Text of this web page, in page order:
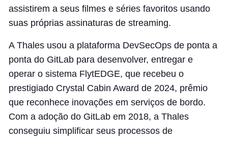
assistirem a seus filmes e séries favoritos usando
suas próprias assinaturas de streaming.
A Thales usou a plataforma DevSecOps de ponta a
ponta do GitLab para desenvolver, entregar e
operar o sistema FlytEDGE, que recebeu o
prestigiado Crystal Cabin Award de 2024, prêmio
que reconhece inovações em serviços de bordo.
Com a adoção do GitLab em 2018, a Thales
conseguiu simplificar seus processos de